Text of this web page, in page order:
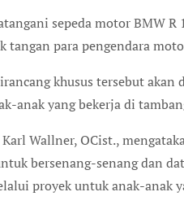
sepeda motor BMW
tangan para pengendara
khusus tersebut
anak yang bekerja di
Wallner, OCist.,
bersenang-senang dan
proyek untuk anak-anak